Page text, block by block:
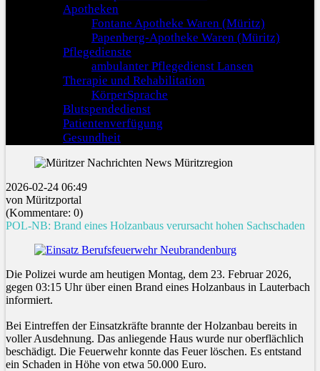
Apotheken
Fontane Apotheke Waren (Müritz)
Papenberg-Apotheke Waren (Müritz)
Pflegedienste
ambulanter Pflegedienst Lansen
Therapie und Rehabilitation
KörperSprache
Blutspendedienst
Patientenverfügung
Gesundheit
2026-02-24 06:49
von Müritzportal
(Kommentare: 0)
POL-NB: Brand eines Holzanbaus verursacht hohen Sachschaden
Die Polizei wurde am heutigen Montag, dem 23. Februar 2026,
gegen 03:15 Uhr über einen Brand eines Holzanbaus in Lauterbach
informiert.
Bei Eintreffen der Einsatzkräfte brannte der Holzanbau bereits in
voller Ausdehnung. Das anliegende Haus wurde nur oberflächlich
beschädigt. Die Feuerwehr konnte das Feuer löschen. Es entstand
ein Schaden in Höhe von etwa 50.000 Euro.